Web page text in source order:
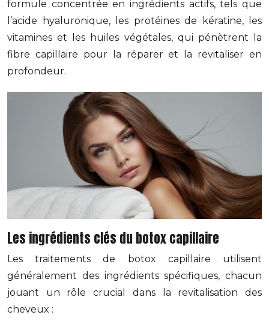
formule concentrée en ingrédients actifs, tels que
l’acide hyaluronique, les protéines de kératine, les
vitamines et les huiles végétales, qui pénètrent la
fibre capillaire pour la réparer et la revitaliser en
profondeur.
Les ingrédients clés du botox capillaire
Les traitements de botox capillaire utilisent
généralement des ingrédients spécifiques, chacun
jouant un rôle crucial dans la revitalisation des
cheveux :